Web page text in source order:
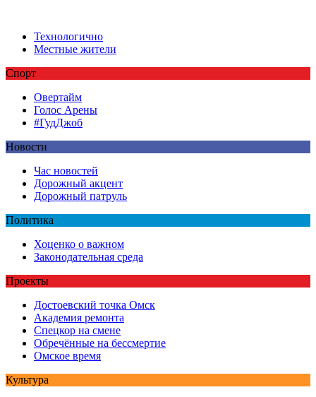
Технологично
Местные жители
Спорт
Овертайм
Голос Арены
#ГудДжоб
Новости
Час новостей
Дорожный акцент
Дорожный патруль
Политика
Хоценко о важном
Законодательная среда
Проекты
Достоевский точка Омск
Академия ремонта
Спецкор на смене
Обречённые на бессмертие
Омское время
Культура